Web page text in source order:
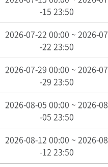
-15 23:50
2026-07-22 00:00 ~ 2026-07
-22 23:50
2026-07-29 00:00 ~ 2026-07
-29 23:50
2026-08-05 00:00 ~ 2026-08
-05 23:50
2026-08-12 00:00 ~ 2026-08
-12 23:50